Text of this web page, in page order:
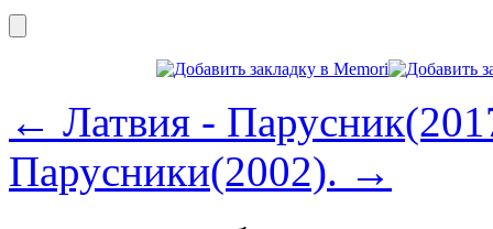
← Латвия -
Парусники(2002). →